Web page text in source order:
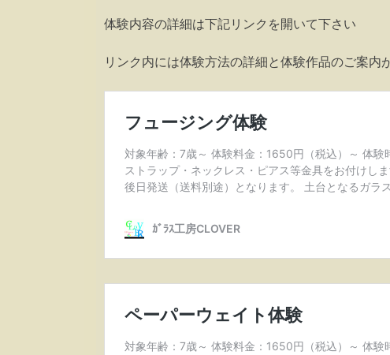
体験内容の詳細は下記リンクを開いて下さい
リンク内には体験方法の詳細と体験作品のご案内